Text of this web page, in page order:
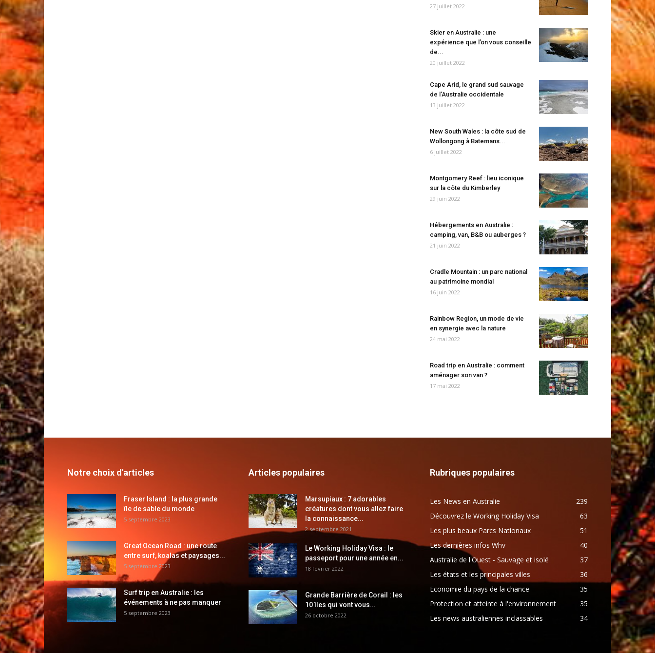
27 juillet 2022
Skier en Australie : une
expérience que l’on vous conseille
de...
20 juillet 2022
Cape Arid, le grand sud sauvage
de l’Australie occidentale
13 juillet 2022
New South Wales : la côte sud de
Wollongong à Batemans...
6 juillet 2022
Montgomery Reef : lieu iconique
sur la côte du Kimberley
29 juin 2022
Hébergements en Australie :
camping, van, B&B ou auberges ?
21 juin 2022
Cradle Mountain : un parc national
au patrimoine mondial
16 juin 2022
Rainbow Region, un mode de vie
en synergie avec la nature
24 mai 2022
Road trip en Australie : comment
aménager son van ?
17 mai 2022
Notre choix d'articles
Fraser Island : la plus grande
île de sable du monde
5 septembre 2023
Great Ocean Road : une route
entre surf, koalas et paysages...
5 septembre 2023
Surf trip en Australie : les
événements à ne pas manquer
5 septembre 2023
Articles populaires
Marsupiaux : 7 adorables
créatures dont vous allez faire
la connaissance...
2 septembre 2021
Le Working Holiday Visa : le
passeport pour une année en...
18 février 2022
Grande Barrière de Corail : les
10 îles qui vont vous...
26 octobre 2022
Rubriques populaires
Les News en Australie
239
Découvrez le Working Holiday Visa
63
Les plus beaux Parcs Nationaux
51
Les dernières infos Whv
40
Australie de l'Ouest - Sauvage et isolé
37
Les états et les principales villes
36
Economie du pays de la chance
35
Protection et atteinte à l'environnement
35
Les news australiennes inclassables
34